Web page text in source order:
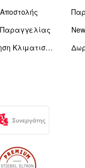
Παραγγελίας
Συντήρηση Κλιματιστικών